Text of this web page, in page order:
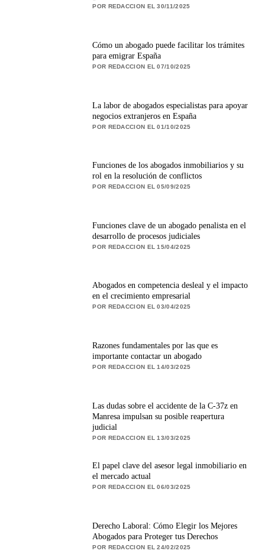
POR REDACCION EL 30/11/2025
Cómo un abogado puede facilitar los trámites
para emigrar España
POR REDACCION EL 07/10/2025
La labor de abogados especialistas para apoyar
negocios extranjeros en España
POR REDACCION EL 01/10/2025
Funciones de los abogados inmobiliarios y su
rol en la resolución de conflictos
POR REDACCION EL 05/09/2025
Funciones clave de un abogado penalista en el
desarrollo de procesos judiciales
POR REDACCION EL 15/04/2025
Abogados en competencia desleal y el impacto
en el crecimiento empresarial
POR REDACCION EL 03/04/2025
Razones fundamentales por las que es
importante contactar un abogado
POR REDACCION EL 14/03/2025
Las dudas sobre el accidente de la C-37z en
Manresa impulsan su posible reapertura
judicial
POR REDACCION EL 13/03/2025
El papel clave del asesor legal inmobiliario en
el mercado actual
POR REDACCION EL 06/03/2025
Derecho Laboral: Cómo Elegir los Mejores
Abogados para Proteger tus Derechos
POR REDACCION EL 24/02/2025